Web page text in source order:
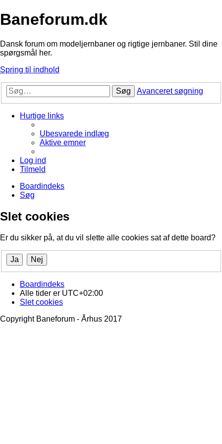
Baneforum.dk
Dansk forum om modeljernbaner og rigtige jernbaner. Stil dine
spørgsmål her.
Spring til indhold
Søg Avanceret søgning
Hurtige links
Ubesvarede indlæg
Aktive emner
Log ind
Tilmeld
Boardindeks
Søg
Slet cookies
Er du sikker på, at du vil slette alle cookies sat af dette board?
Boardindeks
Alle tider er UTC+02:00
Slet cookies
Copyright Baneforum - Århus 2017